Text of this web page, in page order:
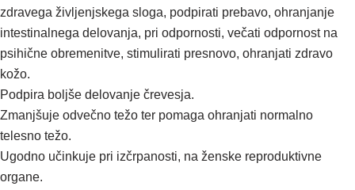
zdravega življenjskega sloga, podpirati prebavo, ohranjanje
intestinalnega delovanja, pri odpornosti, večati odpornost na
psihične obremenitve, stimulirati presnovo, ohranjati zdravo
kožo.
Podpira boljše delovanje črevesja.
Zmanjšuje odvečno težo ter pomaga ohranjati normalno
telesno težo.
Ugodno učinkuje pri izčrpanosti, na ženske reproduktivne
organe.